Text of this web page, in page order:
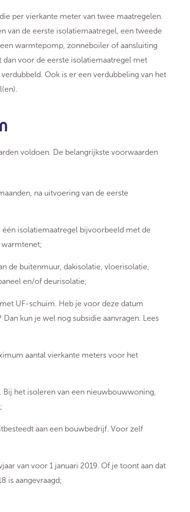
per vierkante meter van twee maatregelen.
van de eerste isolatiemaatregel, een tweede
warmtepomp, zonneboiler of aansluiting
voor de eerste isolatiemaatregel met
Ook is er een verdubbeling van het
voldoen. De belangrijkste voorwaarden
na uitvoering van de eerste
isolatiemaatregel bijvoorbeeld met de
de buitenmuur, dakisolatie, vloerisolatie,
en/of deurisolatie;
UF-schuim. Heb je voor deze datum
kun je wel nog subsidie aanvragen. Lees
aantal vierkante meters voor het
het isoleren van een nieuwbouwwoning,
aan een bouwbedrijf. Voor zelf
van voor 1 januari 2019. Of je toont aan dat
is aangevraagd;